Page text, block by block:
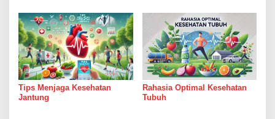
Tips Menjaga Kesehatan
Jantung
Rahasia Optimal Kesehatan
Tubuh